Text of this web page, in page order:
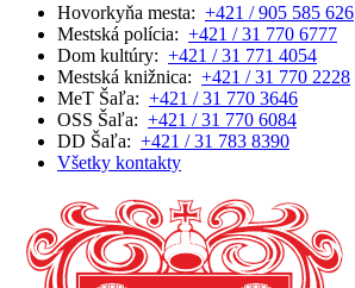
Hovorkyňa mesta: +421 / 905 585 626
Mestská polícia: +421 / 31 770 6777
Dom kultúry: +421 / 31 771 4054
Mestská knižnica: +421 / 31 770 2228
MeT Šaľa: +421 / 31 770 3646
OSS Šaľa: +421 / 31 770 6084
DD Šaľa: +421 / 31 783 8390
Všetky kontakty